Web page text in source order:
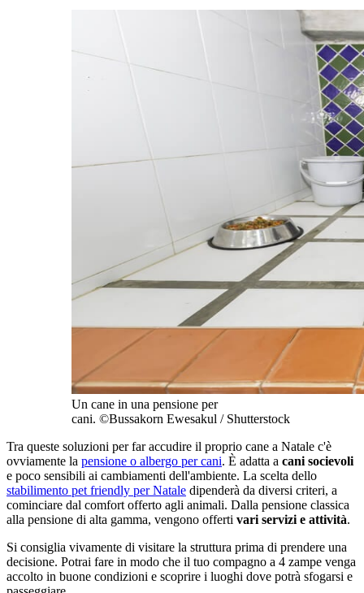
Un cane in una pensione per
cani. ©Bussakorn Ewesakul / Shutterstock
Tra queste soluzioni per far accudire il proprio cane a Natale c'è
ovviamente la pensione o albergo per cani. È adatta a cani socievoli
e poco sensibili ai cambiamenti dell'ambiente. La scelta dello
stabilimento pet friendly per Natale dipenderà da diversi criteri, a
cominciare dal comfort offerto agli animali. Dalla pensione classica
alla pensione di alta gamma, vengono offerti vari servizi e attività.
Si consiglia vivamente di visitare la struttura prima di prendere una
decisione. Potrai fare in modo che il tuo compagno a 4 zampe venga
accolto in buone condizioni e scoprire i luoghi dove potrà sfogarsi e